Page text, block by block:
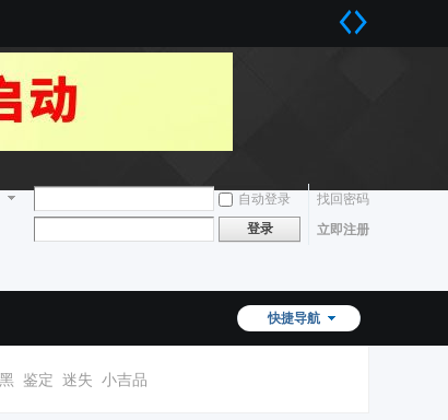
自动登录
找回密码
登录 立即注册
快捷导航
鉴定 迷失 小吉品